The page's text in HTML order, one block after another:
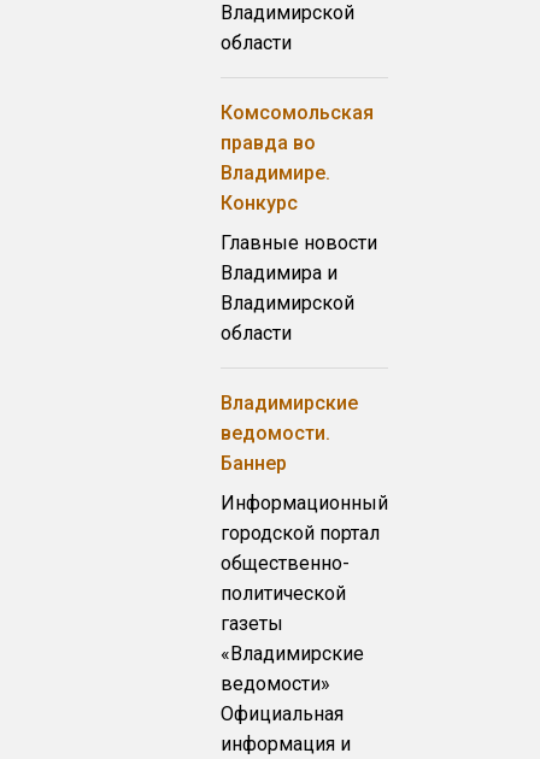
Владимирской
области
Комсомольская
правда во
Владимире.
Конкурс
Главные новости
Владимира и
Владимирской
области
Владимирские
ведомости.
Баннер
Информационный
городской портал
общественно-
политической
газеты
«Владимирские
ведомости»
Официальная
информация и